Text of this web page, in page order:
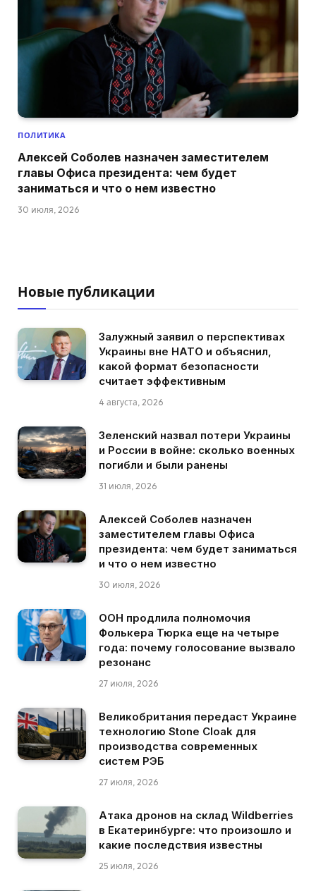
ПОЛИТИКА
Алексей Соболев назначен заместителем
главы Офиса президента: чем будет
заниматься и что о нем известно
30 июля, 2026
Новые публикации
Залужный заявил о перспективах
Украины вне НАТО и объяснил,
какой формат безопасности
считает эффективным
4 августа, 2026
Зеленский назвал потери Украины
и России в войне: сколько военных
погибли и были ранены
31 июля, 2026
Алексей Соболев назначен
заместителем главы Офиса
президента: чем будет заниматься
и что о нем известно
30 июля, 2026
ООН продлила полномочия
Фолькера Тюрка еще на четыре
года: почему голосование вызвало
резонанс
27 июля, 2026
Великобритания передаст Украине
технологию Stone Cloak для
производства современных
систем РЭБ
27 июля, 2026
Атака дронов на склад Wildberries
в Екатеринбурге: что произошло и
какие последствия известны
25 июля, 2026